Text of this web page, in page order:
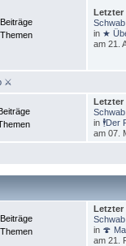
Letzter
Schwab
in ★
am 21.
⚔
Letzter
Schwab
in 🕴Der
am 07.
Letzter
Schwab
in 🍄
am 21.